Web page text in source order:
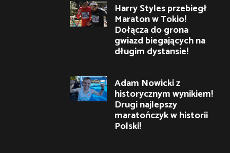
Harry Styles przebiegł
Maraton w Tokio!
Dołącza do grona
gwiazd biegających na
długim dystansie!
Adam Nowicki z
historycznym wynikiem!
Drugi najlepszy
maratończyk w historii
Polski!